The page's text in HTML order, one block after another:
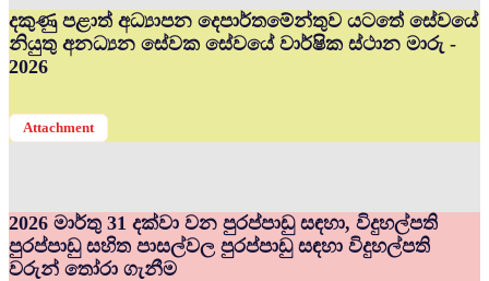
දකුණු පළාත් අධ්‍යාපන දෙපාර්තමේන්තුව යටතේ සේවයේ
නියුතු අනධ්‍යන සේවක සේවයේ වාර්ෂික ස්ථාන මාරු -
2026
Attachment
2026 මාර්තු 31 දක්වා වන පුරප්පාඩු සඳහා, විදුහල්පති
පුරප්පාඩු සහිත පාසල්වල පුරප්පාඩු සඳහා විදුහල්පති
වරුන් තෝරා ගැනීම